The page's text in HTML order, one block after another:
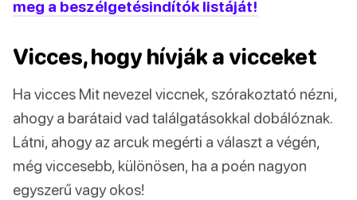
meg a beszélgetésindítók listáját!
Vicces, hogy hívják a vicceket
Ha vicces Mit nevezel viccnek, szórakoztató nézni,
ahogy a barátaid vad találgatásokkal dobálóznak.
Látni, ahogy az arcuk megérti a választ a végén,
még viccesebb, különösen, ha a poén nagyon
egyszerű vagy okos!